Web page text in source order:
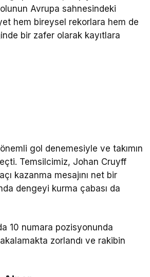
Avrupa sahnesindeki
hem bireysel rekorlara hem de
bir zafer olarak kayıtlara
gol denemesiyle ve takımın
Temsilcimiz, Johan Cruyff
kazanma mesajını net bir
dengeyi kurma çabası da
10 numara pozisyonunda
zorlandı ve rakibin